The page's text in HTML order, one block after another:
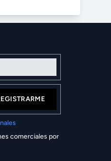
comerciales por